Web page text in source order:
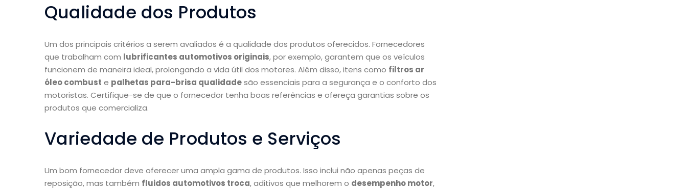
Qualidade dos Produtos
Um dos principais critérios a serem avaliados é a qualidade dos produtos oferecidos. Fornecedores
que trabalham com lubrificantes automotivos originais, por exemplo, garantem que os veículos
funcionem de maneira ideal, prolongando a vida útil dos motores. Além disso, itens como filtros ar
óleo combust e palhetas para-brisa qualidadesão essenciais para a segurança e o conforto dos
motoristas. Certifique-se de que o fornecedor tenha boas referências e ofereça garantias sobre os
produtos que comercializa.
Variedade de Produtos e Serviços
Um bom fornecedor deve oferecer uma ampla gama de produtos. Isso inclui não apenas peças de
reposição, mas também fluidos automotivos troca, aditivos que melhorem o desempenho motor,